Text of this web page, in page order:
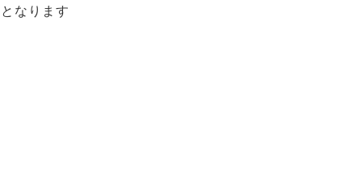
となります